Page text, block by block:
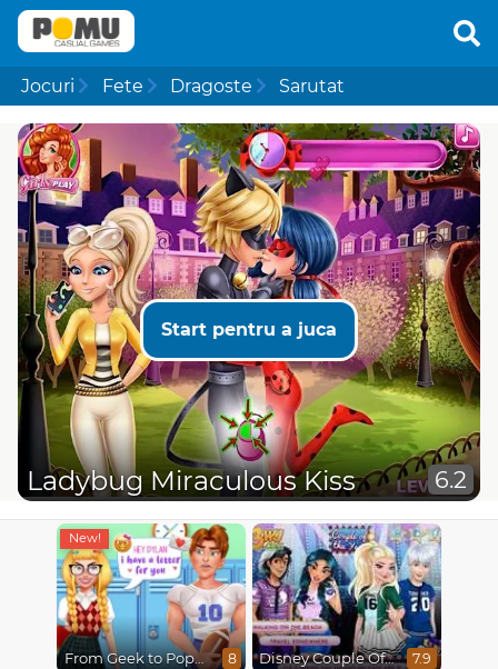
Jocuri Fete Dragoste Sarutat
Start pentru a juca
Ladybug Miraculous Kiss 6.2
From Geek to Popular Girl 8 Disney Couple Of The Year 7.9